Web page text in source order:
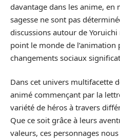
davantage dans les anime,
sagesse ne sont pas
discussions autour de
point le monde de
changements sociaux
Dans cet univers multifacette
animé commençant par la
variété de héros à travers
Que ce soit grâce à leurs
valeurs, ces personnages